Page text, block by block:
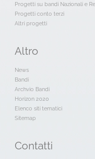
Progetti su bandi Nazionali e
Progetti conto terzi
Altri progetti
Altro
News
Bandi
Archvio Bandi
Horizon 2020
Elenco siti tematici
Sitemap
Contatti